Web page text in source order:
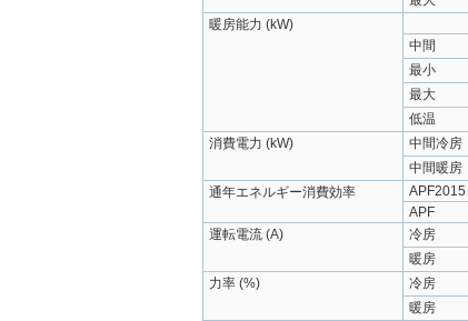
暖房能力 (kW)
中間
最小
最大
低温
消費電力 (kW)
中間冷房
中間暖房
通年エネルギー消費効率
APF2015
APF
運転電流 (A)
冷房
暖房
力率 (%)
冷房
暖房